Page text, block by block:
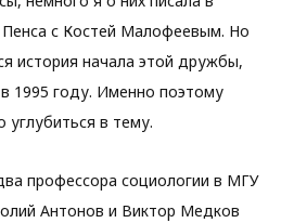
Пенса с Костей Малофеевым. Но
история начала этой дружбы,
1995 году. Именно поэтому
углубиться в тему.
профессора социологии в МГУ
Антонов и Виктор Медков